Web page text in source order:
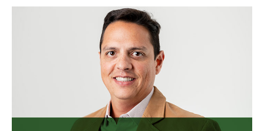
Delivery